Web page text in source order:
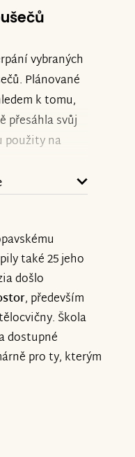
vybraných
Plánované
k tomu,
přesáhla svůj
použity na
také 25 jeho
došlo
, především
Škola
dostupné
pro ty, kterým